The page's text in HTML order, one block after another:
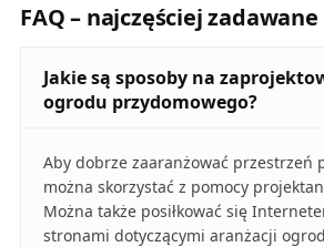
FAQ – najczęściej
Jakie są sposoby na
ogrodu przydomowego?
Aby dobrze zaaranżować przestrzeń
można skorzystać z pomocy
Można także posiłkować się
stronami dotyczącymi aranżacji